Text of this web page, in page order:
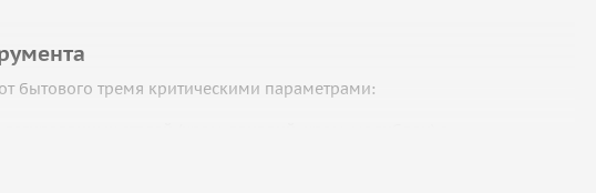
бытового тремя критическими параметрами: